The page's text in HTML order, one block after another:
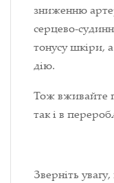
зниженню
серцево-
тонусу шкіри,
дію.
Тож вживайте
так і в
Зверніть